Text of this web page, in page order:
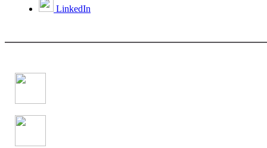
LinkedIn